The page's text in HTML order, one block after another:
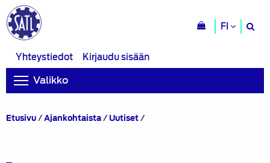
FI
Yhteystiedot
Kirjaudu sisään
Valikko
Etusivu/Ajankohtaista/Uutiset/SATL:n